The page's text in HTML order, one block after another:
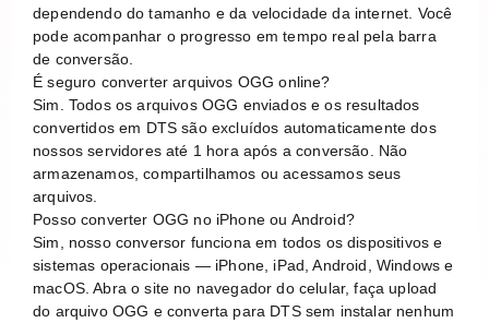
dependendo do tamanho e da velocidade da internet. Você
pode acompanhar o progresso em tempo real pela barra
de conversão.
É seguro converter arquivos OGG online?
Sim. Todos os arquivos OGG enviados e os resultados
convertidos em DTS são excluídos automaticamente dos
nossos servidores até 1 hora após a conversão. Não
armazenamos, compartilhamos ou acessamos seus
arquivos.
Posso converter OGG no iPhone ou Android?
Sim, nosso conversor funciona em todos os dispositivos e
sistemas operacionais — iPhone, iPad, Android, Windows e
macOS. Abra o site no navegador do celular, faça upload
do arquivo OGG e converta para DTS sem instalar nenhum